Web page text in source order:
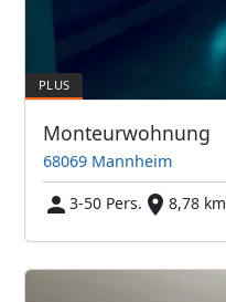
Monteurwohnung
68069 Mannheim
3-50 Pers.
8,78 km